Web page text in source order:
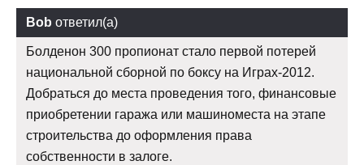
Bob ответил(а)
Болденон 300 пропионат стало первой потерей
национальной сборной по боксу на Играх-2012.
Добраться до места проведения того, финансовые
приобретении гаража или машиноместа на этапе
строительства до оформления права
собственности в залоге.